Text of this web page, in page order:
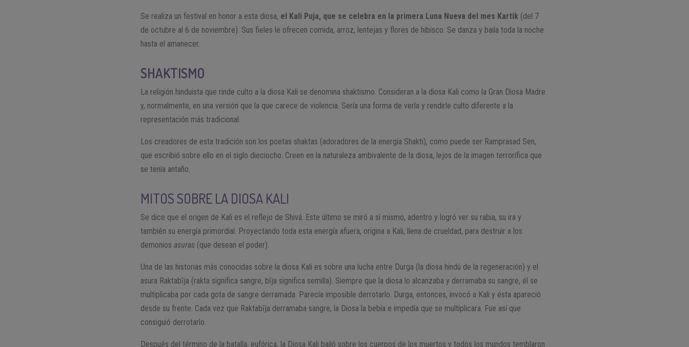
Se realiza un festival en honor a esta diosa, el Kali Puja, que se celebra en la primera Luna Nueva del mes Kartik (del 7
de octubre al 6 de noviembre). Sus fieles le ofrecen comida, arroz, lentejas y flores de hibisco. Se danza y baila toda la noche
hasta el amanecer.
SHAKTISMO
La religión hinduista que rinde culto a la diosa Kali se denomina shaktismo. Consideran a la diosa Kali como la Gran Diosa Madre
y, normalmente, en una versión que la que carece de violencia. Sería una forma de verla y rendirle culto diferente a la
representación más tradicional.
Los creadores de esta tradición son los poetas shaktas (adoradores de la energía Shakti), como puede ser Ramprasad Sen,
que escribió sobre ello en el siglo dieciocho. Creen en la naturaleza ambivalente de la diosa, lejos de la imagen terrorífica que
se tenía antaño.
MITOS SOBRE LA DIOSA KALI
Se dice que el origen de Kali es el reflejo de Shivá. Este último se miró a sí mismo, adentro y logró ver su rabia, su ira y
también su energía primordial. Proyectando toda esta energía afuera, origina a Kali, llena de crueldad, para destruir a los
demoniosasuras (que desean el poder).
Una de las historias más conocidas sobre la diosa Kali es sobre una lucha entre Durga (la diosa hindú de la regeneración) y el
asura Raktabīja (rakta significa sangre, bīja significa semilla). Siempre que la diosa lo alcanzaba y derramaba su sangre, él se
multiplicaba por cada gota de sangre derramada. Parecía imposible derrotarlo. Durga, entonces, invocó a Kali y ésta apareció
desde su frente. Cada vez que Raktabīja derramaba sangre, la Diosa la bebía e impedía que se multiplicara. Fue así que
consiguió derrotarlo.
Después del término de la batalla, eufórica, la Diosa Kali bailó sobre los cuerpos de los muertos y todos los mundos temblaron